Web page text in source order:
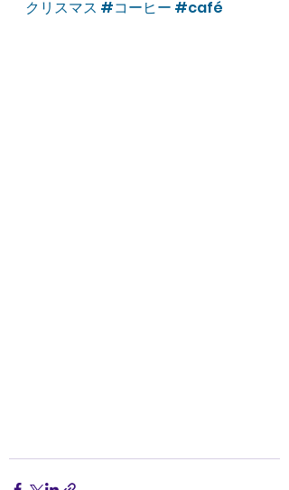
クリスマス #コーヒー #café